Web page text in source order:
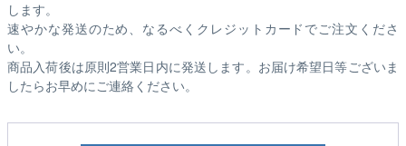
します。
速やかな発送のため、なるべくクレジットカードでご注文くださ
い。
商品入荷後は原則2営業日内に発送します。お届け希望日等ございま
したらお早めにご連絡ください。